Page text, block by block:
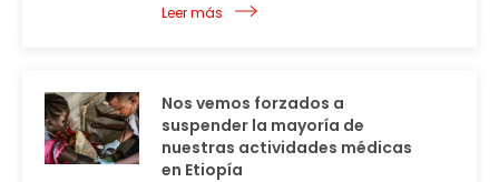
Leer más
Nos vemos forzados a
suspender la mayoría de
nuestras actividades médicas
en Etiopía